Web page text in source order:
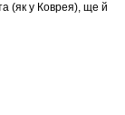
(як у Коврея), ще й